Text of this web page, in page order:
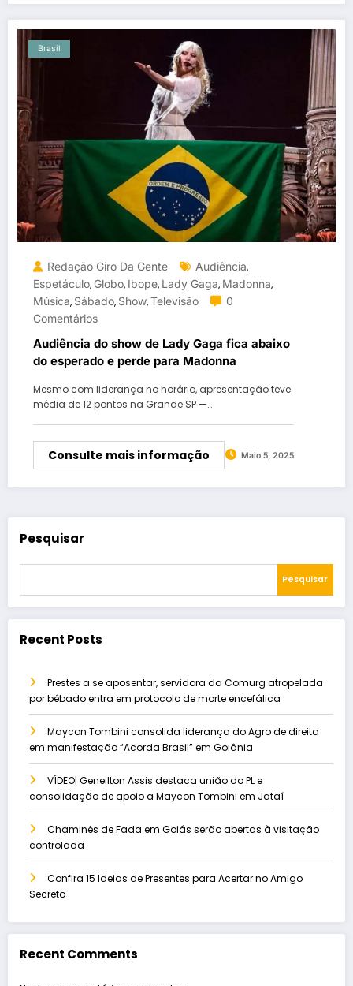
Brasil
Redação Giro Da Gente Audiência,
Espetáculo, Globo, Ibope, Lady Gaga, Madonna,
Música, Sábado, Show,Televisão
0
Comentários
Audiência do show de Lady Gaga fica abaixo
do esperado e perde para Madonna
Mesmo com liderança no horário, apresentação teve
média de 12 pontos na Grande SP —…
Consulte mais informação Maio 5, 2025
Pesquisar
Pesquisar
Recent Posts
Prestes a se aposentar, servidora da Comurg atropelada
por bêbado entra em protocolo de morte encefálica
Maycon Tombini consolida liderança do Agro de direita
em manifestação “Acorda Brasil” em Goiânia
VÍDEO| Geneilton Assis destaca união do PL e
consolidação de apoio a Maycon Tombini em Jataí
Chaminés de Fada em Goiás serão abertas à visitação
controlada
Confira 15 Ideias de Presentes para Acertar no Amigo
Secreto
Recent Comments